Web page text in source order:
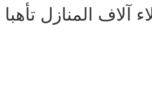
آلاف المنازل تأهبا